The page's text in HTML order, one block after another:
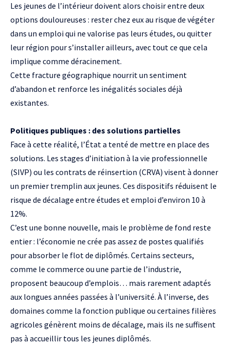
Les jeunes de l’intérieur doivent alors choisir entre deux
options douloureuses : rester chez eux au risque de végéter
dans un emploi qui ne valorise pas leurs études, ou quitter
leur région pour s’installer ailleurs, avec tout ce que cela
implique comme déracinement.
Cette fracture géographique nourrit un sentiment
d’abandon et renforce les inégalités sociales déjà
existantes.
Politiques publiques : des solutions partielles
Face à cette réalité, l’État a tenté de mettre en place des
solutions. Les stages d’initiation à la vie professionnelle
(SIVP) ou les contrats de réinsertion (CRVA) visent à donner
un premier tremplin aux jeunes. Ces dispositifs réduisent le
risque de décalage entre études et emploi d’environ 10 à
12%.
C’est une bonne nouvelle, mais le problème de fond reste
entier : l’économie ne crée pas assez de postes qualifiés
pour absorber le flot de diplômés. Certains secteurs,
comme le commerce ou une partie de l’industrie,
proposent beaucoup d’emplois… mais rarement adaptés
aux longues années passées à l’université. À l’inverse, des
domaines comme la fonction publique ou certaines filières
agricoles génèrent moins de décalage, mais ils ne suffisent
pas à accueillir tous les jeunes diplômés.